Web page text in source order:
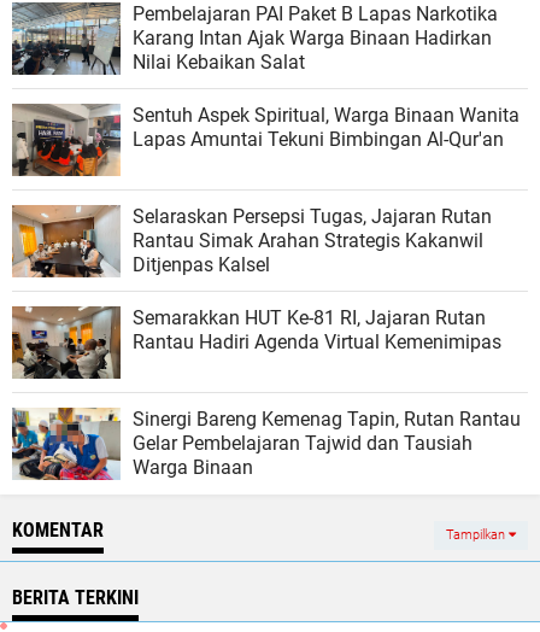
Pembelajaran PAI Paket B Lapas Narkotika
Karang Intan Ajak Warga Binaan Hadirkan
Nilai Kebaikan Salat
Sentuh Aspek Spiritual, Warga Binaan Wanita
Lapas Amuntai Tekuni Bimbingan Al-Qur'an
Selaraskan Persepsi Tugas, Jajaran Rutan
Rantau Simak Arahan Strategis Kakanwil
Ditjenpas Kalsel
Semarakkan HUT Ke-81 RI, Jajaran Rutan
Rantau Hadiri Agenda Virtual Kemenimipas
Sinergi Bareng Kemenag Tapin, Rutan Rantau
Gelar Pembelajaran Tajwid dan Tausiah
Warga Binaan
KOMENTAR Tampilkan
BERITA TERKINI